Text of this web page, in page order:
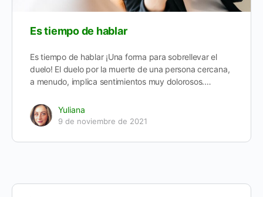
Es tiempo de hablar
Es tiempo de hablar ¡Una forma para sobrellevar el
duelo! El duelo por la muerte de una persona cercana,
a menudo, implica sentimientos muy dolorosos.…
Yuliana
9 de noviembre de 2021